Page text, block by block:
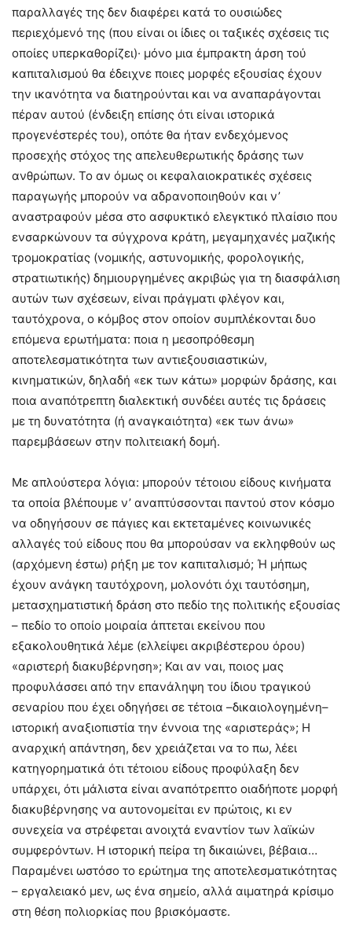
παραλλαγές της δεν διαφέρει κατά το ουσιώδες
περιεχόμενό της (που είναι οι ίδιες οι ταξικές σχέσεις τις
οποίες υπερκαθορίζει)· μόνο μια έμπρακτη άρση τού
καπιταλισμού θα έδειχνε ποιες μορφές εξουσίας έχουν
την ικανότητα να διατηρούνται και να αναπαράγονται
πέραν αυτού (ένδειξη επίσης ότι είναι ιστορικά
προγενέστερές του), οπότε θα ήταν ενδεχόμενος
προσεχής στόχος της απελευθερωτικής δράσης των
ανθρώπων. Το αν όμως οι κεφαλαιοκρατικές σχέσεις
παραγωγής μπορούν να αδρανοποιηθούν και ν’
αναστραφούν μέσα στο ασφυκτικό ελεγκτικό πλαίσιο που
ενσαρκώνουν τα σύγχρονα κράτη, μεγαμηχανές μαζικής
τρομοκρατίας (νομικής, αστυνομικής, φορολογικής,
στρατιωτικής) δημιουργημένες ακριβώς για τη διασφάλιση
αυτών των σχέσεων, είναι πράγματι φλέγον και,
ταυτόχρονα, ο κόμβος στον οποίον συμπλέκονται δυο
επόμενα ερωτήματα: ποια η μεσοπρόθεσμη
αποτελεσματικότητα των αντιεξουσιαστικών,
κινηματικών, δηλαδή «εκ των κάτω» μορφών δράσης, και
ποια αναπότρεπτη διαλεκτική συνδέει αυτές τις δράσεις
με τη δυνατότητα (ή αναγκαιότητα) «εκ των άνω»
παρεμβάσεων στην πολιτειακή δομή.
Με απλούστερα λόγια: μπορούν τέτοιου είδους κινήματα
τα οποία βλέπουμε ν’ αναπτύσσονται παντού στον κόσμο
να οδηγήσουν σε πάγιες και εκτεταμένες κοινωνικές
αλλαγές τού είδους που θα μπορούσαν να εκληφθούν ως
(αρχόμενη έστω) ρήξη με τον καπιταλισμό; Ή μήπως
έχουν ανάγκη ταυτόχρονη, μολονότι όχι ταυτόσημη,
μετασχηματιστική δράση στο πεδίο της πολιτικής εξουσίας
– πεδίο το οποίο μοιραία άπτεται εκείνου που
εξακολουθητικά λέμε (ελλείψει ακριβέστερου όρου)
«αριστερή διακυβέρνηση»; Και αν ναι, ποιος μας
προφυλάσσει από την επανάληψη του ίδιου τραγικού
σεναρίου που έχει οδηγήσει σε τέτοια –δικαιολογημένη–
ιστορική αναξιοπιστία την έννοια της «αριστεράς»; Η
αναρχική απάντηση, δεν χρειάζεται να το πω, λέει
κατηγορηματικά ότι τέτοιου είδους προφύλαξη δεν
υπάρχει, ότι μάλιστα είναι αναπότρεπτο οιαδήποτε μορφή
διακυβέρνησης να αυτονομείται εν πρώτοις, κι εν
συνεχεία να στρέφεται ανοιχτά εναντίον των λαϊκών
συμφερόντων. Η ιστορική πείρα τη δικαιώνει, βέβαια…
Παραμένει ωστόσο το ερώτημα της αποτελεσματικότητας
– εργαλειακό μεν, ως ένα σημείο, αλλά αιματηρά κρίσιμο
στη θέση πολιορκίας που βρισκόμαστε.